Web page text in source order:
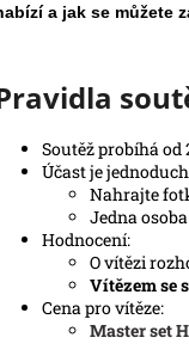
a jak se můžete
Soutěž probíhá od
Účast je
Nahrajte
Jedna
Hodnocení:
O vítězi
Vítězem se
Cena pro vítěze:
Master set